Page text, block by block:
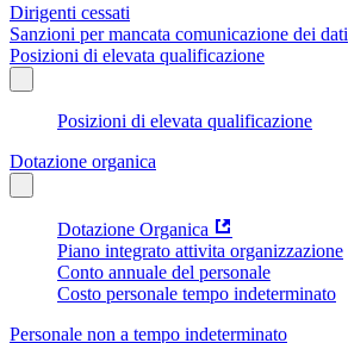
Dirigenti cessati
Sanzioni per mancata comunicazione dei dati
Posizioni di elevata qualificazione
Posizioni di elevata qualificazione
Dotazione organica
Dotazione Organica
Piano integrato attivita organizzazione
Conto annuale del personale
Costo personale tempo indeterminato
Personale non a tempo indeterminato